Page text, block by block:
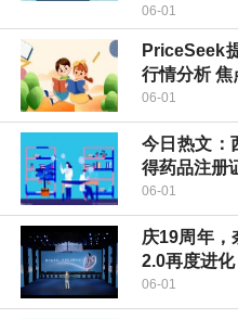
06-01
PriceSeek
行情分析 焦
06-01
今日热文：
得药品注册
06-01
庆19周年，
2.0再度进化
06-01